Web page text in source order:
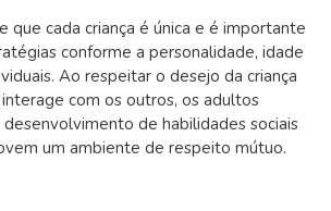
que cada criança é única e é importante
conforme a personalidade, idade
Ao respeitar o desejo da criança
com os outros, os adultos
de habilidades sociais
um ambiente de respeito mútuo.